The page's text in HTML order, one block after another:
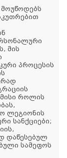
მის
პროცესის
მისი როლის
ლეგიონის
სანქციები;
დაწესებულ
სამეფოს